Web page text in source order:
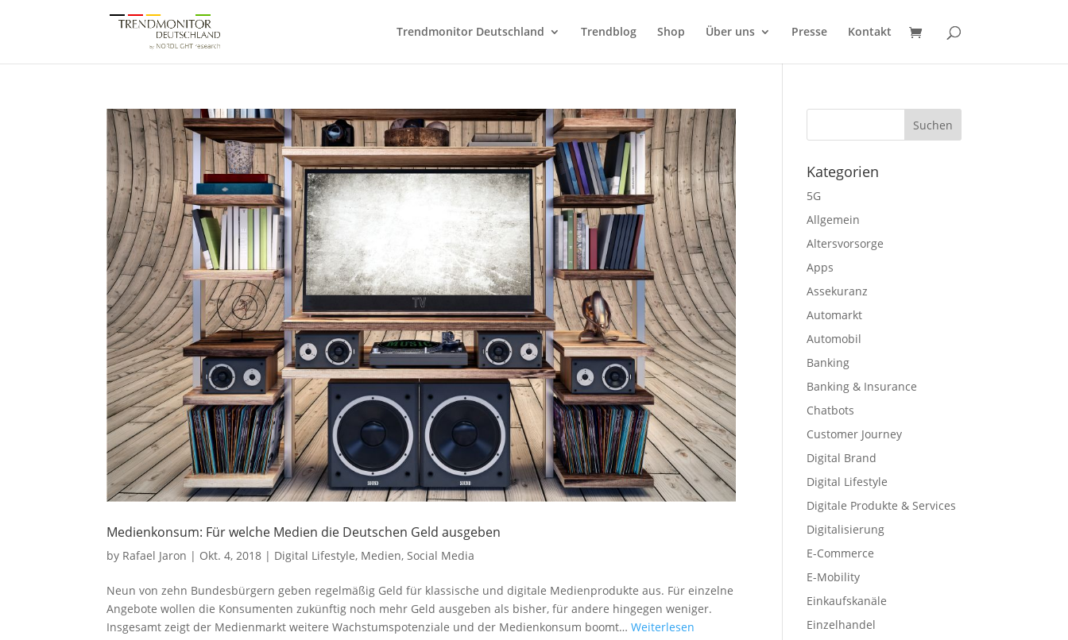
Trendmonitor Deutschland Trendblog Shop Über uns Presse Kontakt
Medienkonsum: Für welche Medien die Deutschen Geld ausgeben
by Rafael Jaron | Okt. 4, 2018 | Digital Lifestyle, Medien, Social Media
Neun von zehn Bundesbürgern geben regelmäßig Geld für klassische und digitale Medienprodukte aus. Für einzelne
Angebote wollen die Konsumenten zukünftig noch mehr Geld ausgeben als bisher, für andere hingegen weniger.
Insgesamt zeigt der Medienmarkt weitere Wachstumspotenziale und der Medienkonsum boomt…Weiterlesen
Kategorien
5G
Allgemein
Altersvorsorge
Apps
Assekuranz
Automarkt
Automobil
Banking
Banking & Insurance
Chatbots
Customer Journey
Digital Brand
Digital Lifestyle
Digitale Produkte & Services
Digitalisierung
E-Commerce
E-Mobility
Einkaufskanäle
Einzelhandel